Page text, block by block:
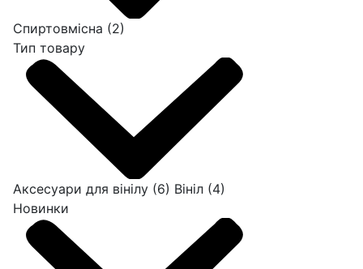
Спиртовмісна (2)
Тип товару
Аксесуари для вінілу (6) Вініл (4)
Новинки